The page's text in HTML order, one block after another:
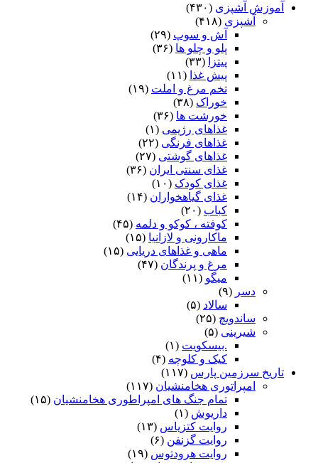
آموزش آشپزی (۴۳۰)
آشپزی (۴۱۸)
آش و سوپ (۲۹)
پلو و چلو ها (۳۶)
پیتزا
(۳۳)
پیش غذا (۱۱)
تخم مرغ و املت (۱۹)
خوراک (۳۸)
خورشت ها (۳۶)
غذاهای رژیمی (۱)
غذاهای فرنگی (۲۲)
غذاهای گوشتی (۲۷)
غذای سنتی ایران (۳۶)
غذای کودک (۱۰)
غذای گیاهخواران (۱۴)
کباب (۲۰)
کوفته ، کوکو و دلمه (۴۵)
ماکارونی و لازانیا (۱۵)
ماهی و غذاهای دریایی (۱۵)
مرغ و پرندگان (۴۷)
میگو (۱۱)
دسر (۹)
سالاد (۵)
ساندویچ (۲۵)
شیرینی (۵)
.بیسکویت (۱)
کیک و کلوچه (۴)
تاریخ سرزمین پارس (۱۱۷)
امپراتوری هخامنشیان (۱۱۷)
تمام جنگ های امپراطوری هخامنشیان (۱۵)
داریوش (۱)
روایت کتزیاس (۱۳)
روایت گزنفن (۶)
روایت هرودتوس (۱۹)